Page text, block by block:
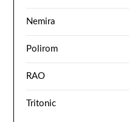
Nemira
Polirom
RAO
Tritonic